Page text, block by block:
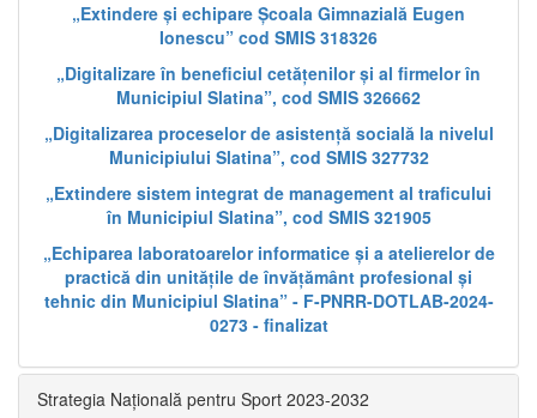
„Extindere și echipare Școala Gimnazială Eugen
Ionescu” cod SMIS 318326
„Digitalizare în beneficiul cetățenilor și al firmelor în
Municipiul Slatina”, cod SMIS 326662
„Digitalizarea proceselor de asistență socială la nivelul
Municipiului Slatina”, cod SMIS 327732
„Extindere sistem integrat de management al traficului
în Municipiul Slatina”, cod SMIS 321905
„Echiparea laboratoarelor informatice și a atelierelor de
practică din unitățile de învățământ profesional și
tehnic din Municipiul Slatina” - F-PNRR-DOTLAB-2024-
0273 - finalizat
Strategia Națională pentru Sport 2023-2032